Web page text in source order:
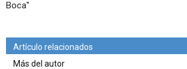
Boca"
Artículo relacionados
Más del autor